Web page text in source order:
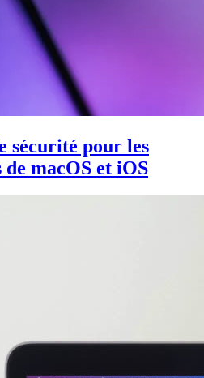
sécurité pour les
de macOS et iOS